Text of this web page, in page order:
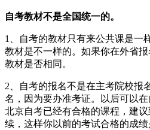
自考教材不是全国统一的。
1、自考的教材只有来公共课是一
教材是不一样的。如果你在外省
教材是否相同。
2、自考的报名不是在主考院校报
名，因为要办准考证。以后可以
北京自考已经有合格的课程，建
续，这样你以前的考试合格的成